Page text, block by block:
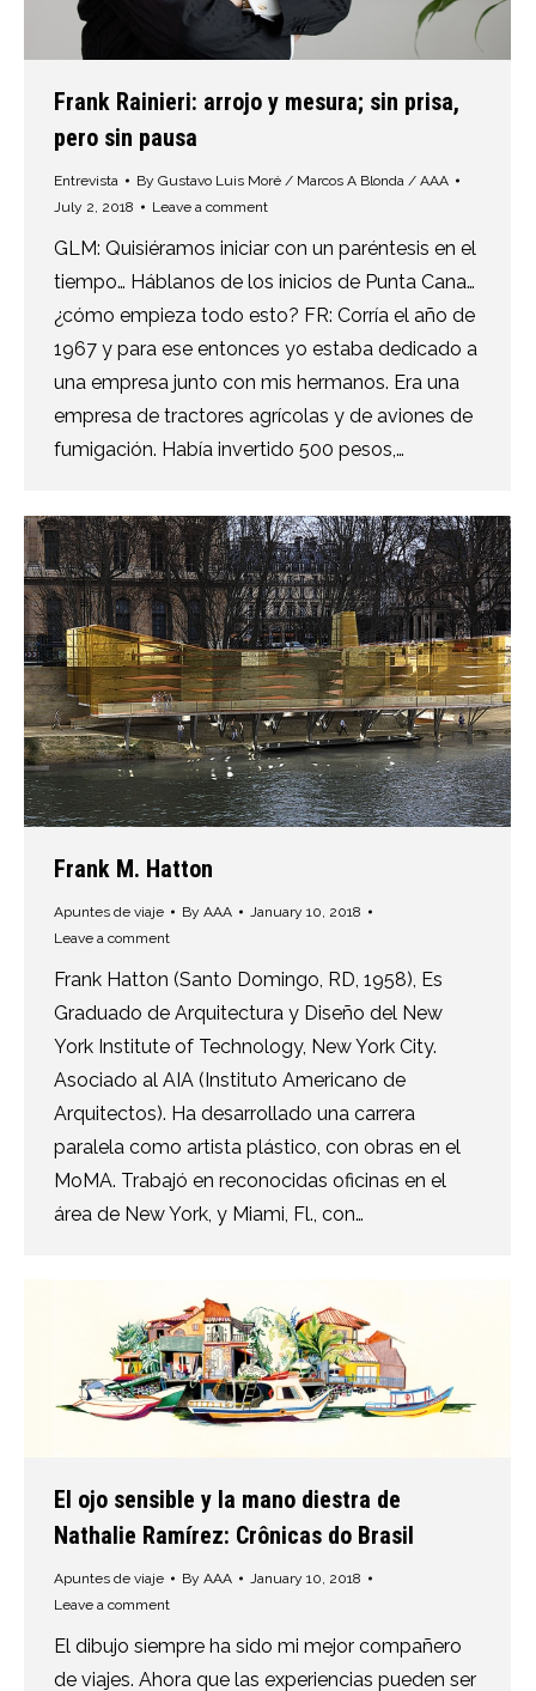
Frank Rainieri: arrojo y mesura; sin prisa,
pero sin pausa
Entrevista By Gustavo Luis Moré / Marcos A Blonda / AAA
July 2, 2018
Leave a comment
GLM: Quisiéramos iniciar con un paréntesis en el
tiempo… Háblanos de los inicios de Punta Cana…
¿cómo empieza todo esto? FR: Corría el año de
1967 y para ese entonces yo estaba dedicado a
una empresa junto con mis hermanos. Era una
empresa de tractores agrícolas y de aviones de
fumigación. Había invertido 500 pesos,…
Frank M. Hatton
Apuntes de viaje By AAA
January 10, 2018
Leave a comment
Frank Hatton (Santo Domingo, RD, 1958), Es
Graduado de Arquitectura y Diseño del New
York Institute of Technology, New York City.
Asociado al AIA (Instituto Americano de
Arquitectos). Ha desarrollado una carrera
paralela como artista plástico, con obras en el
MoMA. Trabajó en reconocidas oficinas en el
área de New York, y Miami, Fl., con…
El ojo sensible y la mano diestra de
Nathalie Ramírez: Crônicas do Brasil
Apuntes de viaje By AAA
January 10, 2018
Leave a comment
El dibujo siempre ha sido mi mejor compañero
de viajes. Ahora que las experiencias pueden ser